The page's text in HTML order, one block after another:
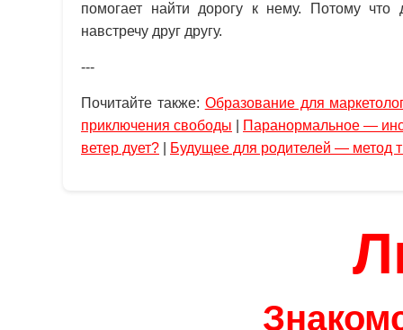
помогает найти дорогу к нему. Потому
навстречу друг другу.
---
Почитайте также: Образование для
приключения свободы
Паранормальное —
ветер дует?
Будущее для родителей — метод